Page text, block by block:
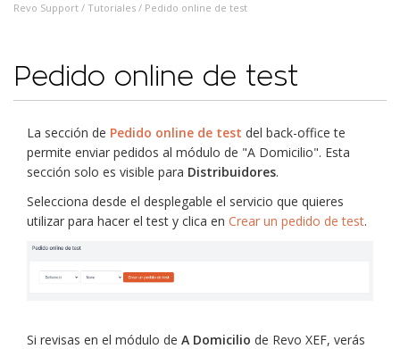
Revo Support / Tutoriales / Pedido online de test
Pedido online de test
La sección de Pedido online de test del back-office te
permite enviar pedidos al módulo de "A Domicilio". Esta
sección solo es visible para Distribuidores.
Selecciona desde el desplegable el servicio que quieres
utilizar para hacer el test y clica en Crear un pedido de test.
Si revisas en el módulo de A Domicilio de Revo XEF, verás